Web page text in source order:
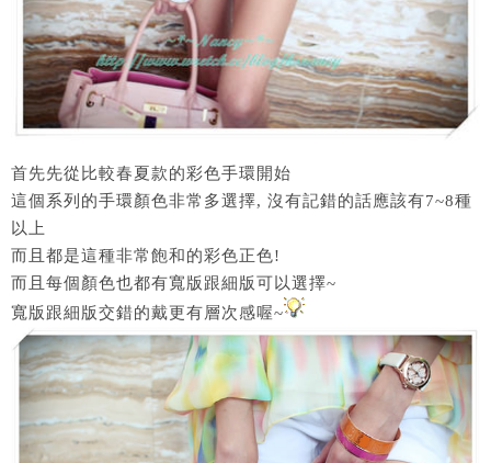
首先先從比較春夏款的彩色手環開始
這個系列的手環顏色非常多選擇, 沒有記錯的話應該有7~8種
以上
而且都是這種非常飽和的彩色正色!
而且每個顏色也都有寬版跟細版可以選擇~
寬版跟細版交錯的戴更有層次感喔~